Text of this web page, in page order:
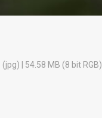
| 54.58 MB (8 bit RGB)